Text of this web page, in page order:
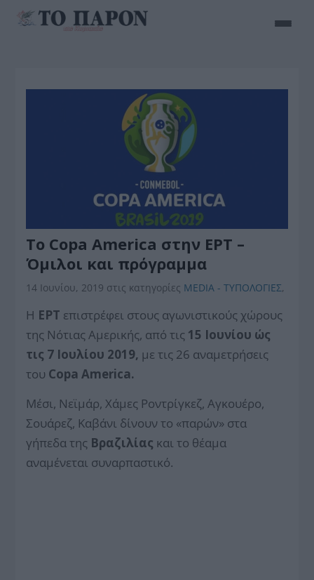
Το Copa America στην ΕΡΤ –
Όμιλοι και πρόγραμμα
14 Ιουνίου, 2019 στις κατηγορίες MEDIA - ΤΥΠΟΛΟΓΙΕΣ,
Η ΕΡΤ επιστρέφει στους αγωνιστικούς χώρους
της Νότιας Αμερικής, από τις 15 Ιουνίου ώς
τις 7 Ιουλίου 2019, με τις 26 αναμετρήσεις
του Copa America.
Μέσι, Νεϊμάρ, Χάμες Ροντρίγκεζ, Αγκουέρο,
Σουάρεζ, Καβάνι δίνουν το «παρών» στα
γήπεδα της Βραζιλίας και το θέαμα
αναμένεται συναρπαστικό.